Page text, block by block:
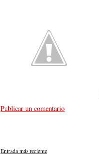
Publicar un comentario
Entrada más reciente